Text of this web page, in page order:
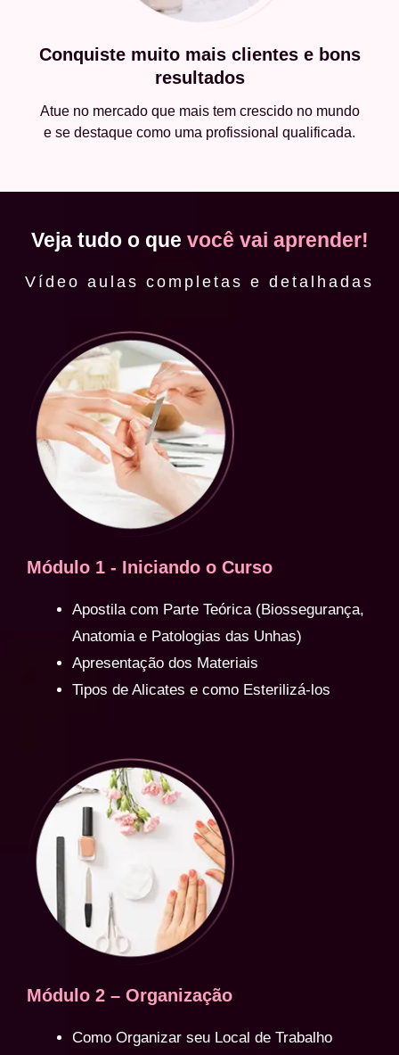
Conquiste muito mais clientes e bons
resultados
Atue no mercado que mais tem crescido no mundo
e se destaque como uma profissional qualificada.
Veja tudo o que você vai aprender!
Vídeo aulas completas e detalhadas
Módulo 1 - Iniciando o Curso
Apostila com Parte Teórica (Biossegurança,
Anatomia e Patologias das Unhas)
Apresentação dos Materiais
Tipos de Alicates e como Esterilizá-los
Módulo 2 – Organização
Como Organizar seu Local de Trabalho